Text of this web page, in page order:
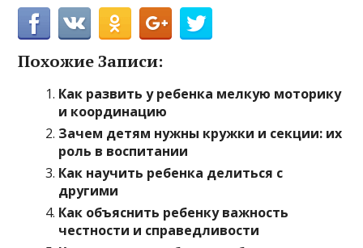
Похожие Записи:
Как развить у ребенка мелкую моторику
и координацию
Зачем детям нужны кружки и секции: их
роль в воспитании
Как научить ребенка делиться с
другими
Как объяснить ребенку важность
честности и справедливости